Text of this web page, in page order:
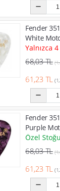
Fender
White
Yalnızca
68,03 TL
61,23 TL
Fender
Purple
Özel
68,03 TL
61,23 TL